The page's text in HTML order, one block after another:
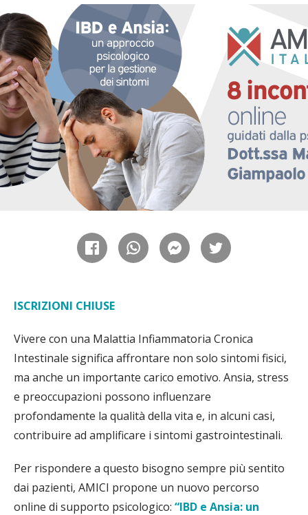
ISCRIZIONI CHIUSE
Vivere con una Malattia Infiammatoria Cronica
Intestinale significa affrontare non solo sintomi fisici,
ma anche un importante carico emotivo. Ansia, stress
e preoccupazioni possono influenzare
profondamente la qualità della vita e, in alcuni casi,
contribuire ad amplificare i sintomi gastrointestinali.
Per rispondere a questo bisogno sempre più sentito
dai pazienti, AMICI propone un nuovo percorso
online di supporto psicologico: “IBD e Ansia: un